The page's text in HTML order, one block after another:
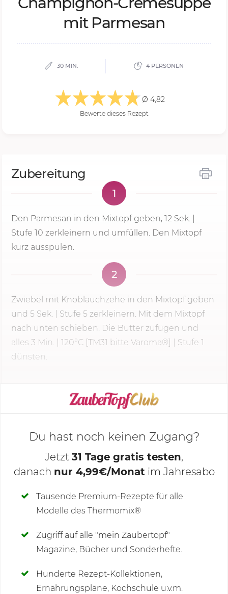
mit Par­me­san
30 MIN. 4 PERSONEN
Ø 4,82
Bewerte dieses Rezept
Zubereitung
1
Den Parmesan in den Mixtopf geben, 12 Sek.
Stufe 10 zerkleinern und umfüllen. Den Mixtopf
kurz ausspülen.
2
Zwiebel mit Knoblauchzehe in den Mixtopf geben
und 5 Sek. Stufe 5 zerkleinern. Mit dem Mixtopf
nach unten schieben. Die Butter zufügen und
alles 3 Min.
| 120°C [TM31 bitte Varoma®] | Stufe 1
dünsten.
KOCHMODUS STARTEN
Deine Notizen
Du hast noch keinen Zugang?
Jetzt 31 Tage gratis testen,
danach nur 4,99€/Monat im Jahresabo
Tausende Premium-Rezepte für alle
Modelle des Thermomix®
Zugriff auf alle "mein Zaubertopf"
Magazine, Bücher und Sonderhefte.
Hunderte Rezept-Kollektionen,
Ernährungspläne, Kochschule u.v.m.
Kommentare(6)